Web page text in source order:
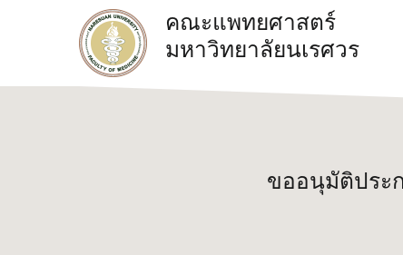
คณะแพทยศาสตร์
มหาวิทยาลัยนเรศวร
ขออนุมัติประ